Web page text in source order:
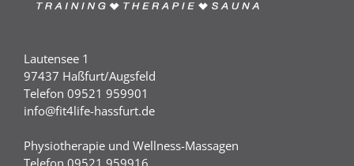
Lautensee 1
97437 Haßfurt/Augsfeld
Telefon 09521 959901
info@fit4life-hassfurt.de
Physiotherapie und Wellness-Massagen